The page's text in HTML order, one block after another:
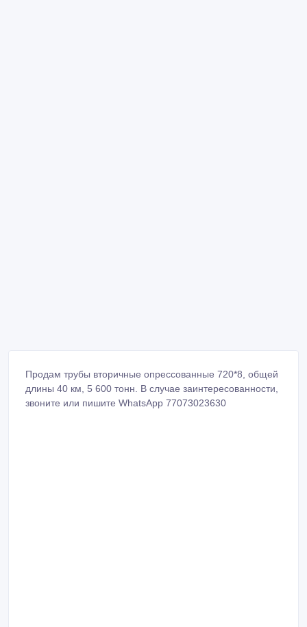
Продам трубы вторичные опрессованные 720*8, общей
длины 40 км, 5 600 тонн. В случае заинтересованности,
звоните или пишите WhatsApp 77073023630